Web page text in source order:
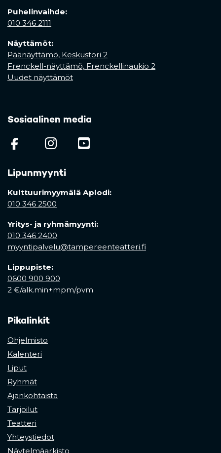
Puhelinvaihde:
010 346 2111
Näyttämöt:
Päänäyttämö, Keskustori 2
Frenckell-näyttämö, Frenckellinaukio 2
Uudet näyttämöt
Sosiaalinen media
(opens in a new tab)
(opens in a new tab)
Lipunmyynti
Kulttuurimyymälä Aplodi:
010 346 2500
Yritys- ja ryhmämyynti:
010 346 2400
myyntipalvelu@tampereenteatteri.fi
Lippupiste:
0600 900 900
2 €/alk.min+mpm/pvm
Pikalinkit
Ohjelmisto
Kalenteri
Liput
Ryhmät
Ajankohtaista
Tarjoilut
Teatteri
Yhteystiedot
Näytelmäarkisto